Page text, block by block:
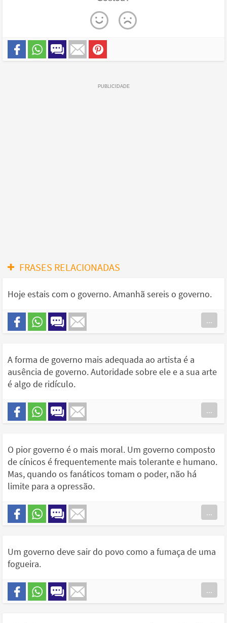
FRASES RELACIONADAS
Hoje estais com o governo. Amanhã sereis o governo.
...
A forma de governo mais adequada ao artista é a
ausência de governo. Autoridade sobre ele e a sua arte
é algo de ridículo.
...
O pior governo é o mais moral. Um governo composto
de cínicos é frequentemente mais tolerante e humano.
Mas, quando os fanáticos tomam o poder, não há
limite para a opressão.
...
Um governo deve sair do povo como a fumaça de uma
fogueira.
...